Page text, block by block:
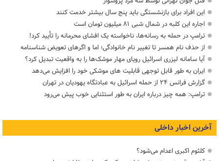
این افراد برای بازنشستگی باید پنج سال بیشتر خدمت کنند
اجاره این کلبه در شمال شبی ۸۱ میلیون تومان است
ترامپ در حمله‌ به رسانه‌ها، ناخواسته یک افشای محرمانه را تأیید کرد!
از حذف نام همسر تا تغییر نام خانوادگی؛ اما و اگرهای تعویض شناسنامه
آیا سامانه لیزری اسرائیل رویای مهار موشک‌ها را به واقعیت تبدیل کرد؟
ایران به طور قابل توجهی قابلیت های موشکی خود را افزایش می‌دهد
گزارش فرانس ۲۴ از حمله اسرائیل به عبادتگاه یهودیان در تهران
ترامپ: همه چیز درباره ایران به طور استثنایی خوب پیش می‌رود
آخرین اخبار داخلی
کلثوم اکبری اعدام می‌شود؟